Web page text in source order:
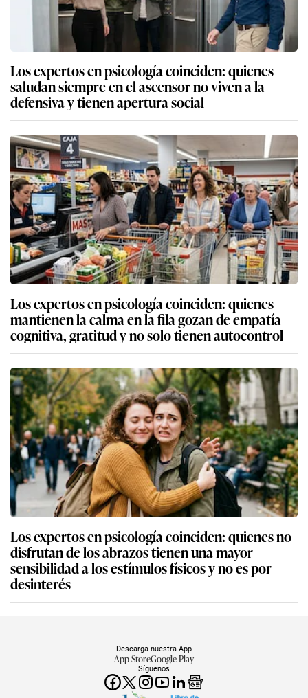
Los expertos en psicología coinciden: quienes
saludan siempre en el ascensor no viven a la
defensiva y tienen apertura social
Los expertos en psicología coinciden: quienes
mantienen la calma en la fila gozan de empatía
cognitiva, gratitud y no solo tienen autocontrol
Los expertos en psicología coinciden: quienes no
disfrutan de los abrazos tienen una mayor
sensibilidad a los estímulos físicos y no es por
desinterés
Síguenos
Descarga nuestra App
App StoreGoogle Play